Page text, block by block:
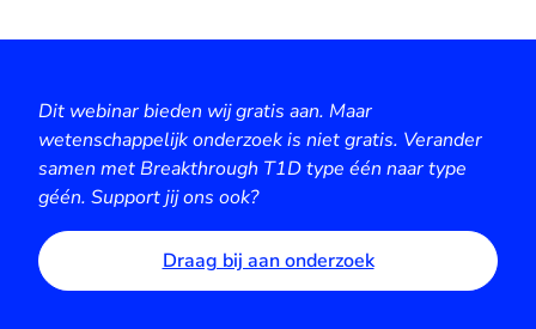
Dit webinar bieden wij gratis aan. Maar
wetenschappelijk onderzoek is niet gratis. Verander
samen met Breakthrough T1D type één naar type
géén. Support jij ons ook?
Draag bij aan onderzoek